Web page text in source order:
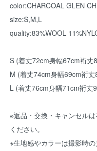
color:CHARCOAL GLEN
size:S,M,L
quality:83%WOOL
S (着丈72cm身幅67cm裄丈
M (着丈74cm身幅69cm裄丈
L (着丈76cm身幅71cm裄丈
※返品・交換・キャンセル
ください。
※生地感やカラーは撮影時